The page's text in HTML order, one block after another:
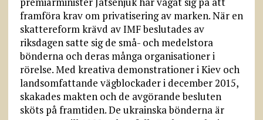
framföra krav om privatisering av marken. När en
skattereform krävd av IMF beslutades av
riksdagen satte sig de små- och medelstora
bönderna och deras många organisationer i
rörelse. Med kreativa demonstrationer i Kiev och
landsomfattande vägblockader i december 2015,
skakades makten och de avgörande besluten
sköts på framtiden. De ukrainska bönderna är